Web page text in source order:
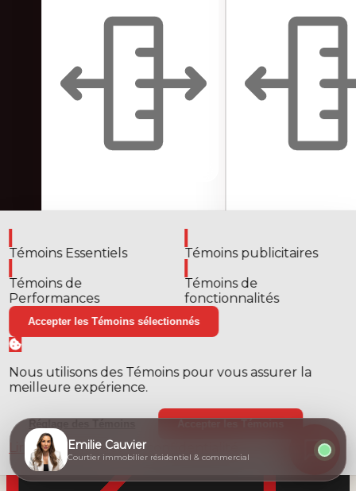
Témoins Essentiels
Témoins de
Performances
Témoins publicitaires
Témoins de
fonctionnalités
Accepter les Témoins sélectionnés
Nous utilisons des Témoins pour vous assurer la
meilleure expérience.
Lire nos politiques de confidentialité
Emilie Cauvier
Courtier immobilier résidentiel & commercial